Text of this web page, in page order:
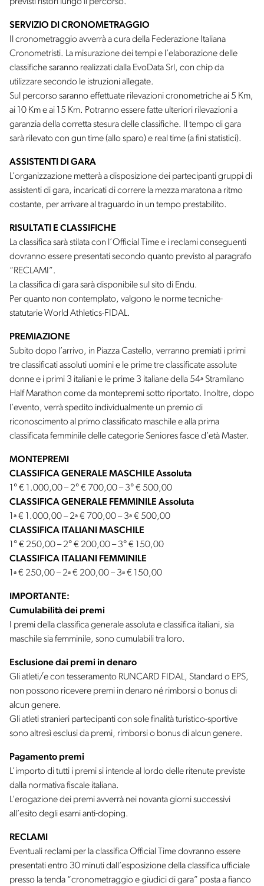
SERVIZIO DI CRONOMETRAGGIO
Il cronometraggio avverrà a cura della Federazione Italiana
Cronometristi. La misurazione dei tempi e l’elaborazione delle
classifiche saranno realizzati dalla EvoData Srl, con chip da
utilizzare secondo le istruzioni allegate.
Sul percorso saranno effettuate rilevazioni cronometriche ai 5 Km,
ai 10 Km e ai 15 Km. Potranno essere fatte ulteriori rilevazioni a
garanzia della corretta stesura delle classifiche. Il tempo di gara
sarà rilevato con gun time (allo sparo) e real time (a fini statistici).
ASSISTENTI DI GARA
L’organizzazione metterà a disposizione dei partecipanti gruppi di
assistenti di gara, incaricati di correre la mezza maratona a ritmo
costante, per arrivare al traguardo in un tempo prestabilito.
RISULTATI E CLASSIFICHE
La classifica sarà stilata con l’Official Time e i reclami conseguenti
dovranno essere presentati secondo quanto previsto al paragrafo
“RECLAMI”.
La classifica di gara sarà disponibile sul sito di Endu.
Per quanto non contemplato, valgono le norme tecniche-
statutarie World Athletics-FIDAL.
PREMIAZIONE
Subito dopo l’arrivo, in Piazza Castello, verranno premiati i primi
tre classificati assoluti uomini e le prime tre classificate assolute
donne e i primi 3 italiani e le prime 3 italiane della 54ª Stramilano
Half Marathon come da montepremi sotto riportato. Inoltre, dopo
l’evento, verrà spedito individualmente un premio di
riconoscimento al primo classificato maschile e alla prima
classificata femminile delle categorie Seniores fasce d’età Master.
MONTEPREMI
CLASSIFICA GENERALE MASCHILE Assoluta
1° € 1.000,00 – 2° € 700,00 – 3° € 500,00
CLASSIFICA GENERALE FEMMINILE Assoluta
1ª € 1.000,00 – 2ª € 700,00 – 3ª € 500,00
CLASSIFICA ITALIANI MASCHILE
1° € 250,00 – 2° € 200,00 – 3° € 150,00
CLASSIFICA ITALIANI FEMMINILE
1ª € 250,00 – 2ª € 200,00 – 3ª € 150,00
IMPORTANTE:
Cumulabilità dei premi
I premi della classifica generale assoluta e classifica italiani, sia
maschile sia femminile, sono cumulabili tra loro.
Esclusione dai premi in denaro
Gli atleti/e con tesseramento RUNCARD FIDAL, Standard o EPS,
non possono ricevere premi in denaro né rimborsi o bonus di
alcun genere.
Gli atleti stranieri partecipanti con sole finalità turistico-sportive
sono altresì esclusi da premi, rimborsi o bonus di alcun genere.
Pagamento premi
L’importo di tutti i premi si intende al lordo delle ritenute previste
dalla normativa fiscale italiana.
L’erogazione dei premi avverrà nei novanta giorni successivi
all’esito degli esami anti-doping.
RECLAMI
Eventuali reclami per la classifica Official Time dovranno essere
presentati entro 30 minuti dall’esposizione della classifica ufficiale
presso la tenda “cronometraggio e giudici di gara” posta a fianco